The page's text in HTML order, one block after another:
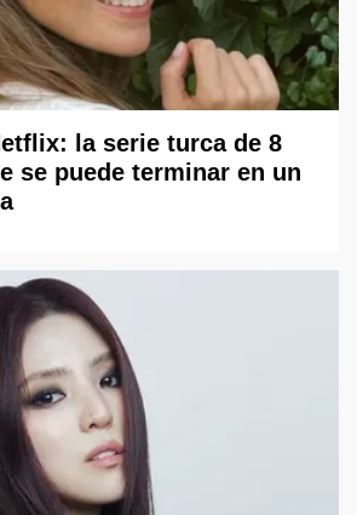
la serie turca de 8
se puede terminar en un